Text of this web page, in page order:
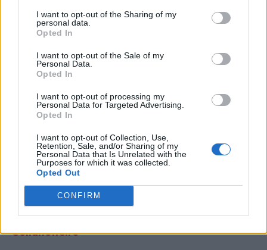
I want to opt-out of the Sharing of my
personal data.
Opted In
I want to opt-out of the Sale of my
Personal Data.
Opted In
I want to opt-out of processing my
Personal Data for Targeted Advertising.
Opted In
I want to opt-out of Collection, Use,
Retention, Sale, and/or Sharing of my
Personal Data that Is Unrelated with the
Purposes for which it was collected.
Opted Out
CONFIRM
R3media.ro
Proprietar: Pagina îi aparține lui
jurnalist la TVR și ProSport, fost redactor-șef la Active
News.
Editorialist-invitat:Ion Cristoiueste citat frecvent în
articolele publicate pe site.
Solidnews.ro